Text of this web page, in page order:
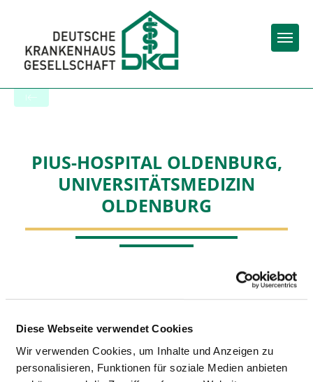
Diese Webseite verwendet Cookies
Wir verwenden Cookies, um Inhalte und Anzeigen zu
personalisieren, Funktionen für soziale Medien anbieten
PIUS-HOSPITAL OLDENBURG,
UNIVERSITÄTSMEDIZIN
OLDENBURG
KLINIK FÜR ANÄSTHESIE UND
INTERDISZIPLINÄRE INTENSIVMEDIZIN